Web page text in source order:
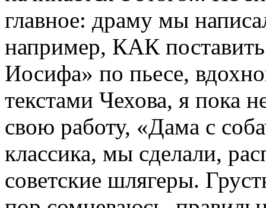
главное: драму мы
например, КАК
Иосифа» по пьесе,
текстами Чехова, я пока
свою работу, «Дама с
классика, мы сделали,
советские шлягеры.